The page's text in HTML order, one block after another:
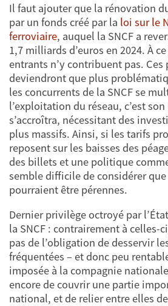
Il faut ajouter que la rénovation
par un fonds créé par la loi sur le
ferroviaire, auquel la SNCF a
1,7 milliards d’euros en 2024. À
entrants n’y contribuent pas. Ces
deviendront que plus
les concurrents de la SNCF se
l’exploitation du réseau, c’est
s’accroîtra, nécessitant des
plus massifs. Ainsi, si les tarifs
reposent sur les baisses des
des billets et une politique
semble difficile de considérer
pourraient être pérennes.
Dernier privilège octroyé par
la SNCF : contrairement à celles-
pas de l’obligation de desservir
fréquentées – et donc peu
imposée à la compagnie
encore de couvrir une partie
national, et de relier entre elles